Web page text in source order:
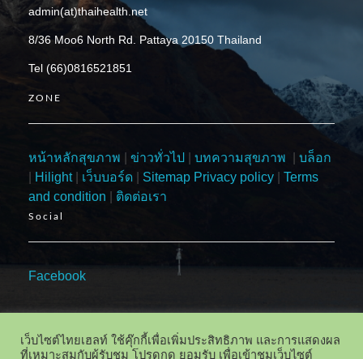
admin(at)thaihealth.net
8/36 Moo6 North Rd. Pattaya 20150 Thailand
Tel (66)0816521851
ZONE
หน้าหลักสุขภาพ ข่าวทั่วไป บทความสุขภาพ
บล็อก
Hilight| เว็บบอร์ด Sitemap Privacy policy
Terms
and condition
ติดต่อเรา
Social
Facebook
เว็บไซต์ไทยเฮลท์ ใช้คุ๊กกี้เพื่อเพิ่มประสิทธิภาพ และการแสดงผล
ที่เหมาะสมกับผู้รับชม โปรดกด ยอมรับ เพื่อเข้าชมเว็บไซต์